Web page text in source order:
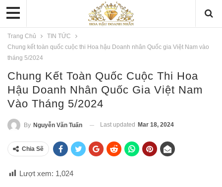
Trang Chủ
TIN TỨC
Chung kết toàn quốc cuộc thi Hoa hậu Doanh nhân Quốc gia Việt Nam vào
tháng 5/2024
Chung Kết Toàn Quốc Cuộc Thi Hoa
Hậu Doanh Nhân Quốc Gia Việt Nam
Vào Tháng 5/2024
By Nguyễn Văn Tuấn Last updated Mar 18, 2024
Chia Sẽ
Lượt xem: 1,024